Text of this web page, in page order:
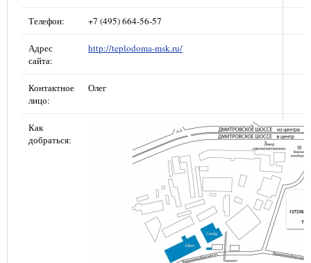
Телефон: +7 (495) 664-56-57
Адрес
сайта:
http://teplodoma-msk.ru/
Контактное
лицо:
Олег
Как
добраться: